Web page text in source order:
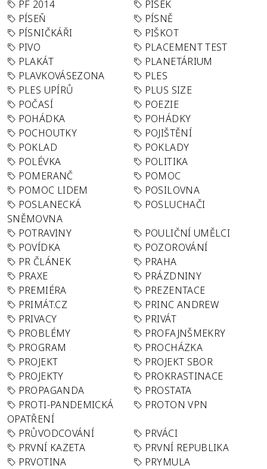
PF 2014
PÍSEK
PÍSEŇ
PÍSNĚ
PÍSNIČKÁŘI
PIŠKOT
PIVO
PLACEMENT TEST
PLAKÁT
PLANETÁRIUM
PLAVKOVÁSEZONA
PLES
PLES UPÍRŮ
PLUS SIZE
POČASÍ
POEZIE
POHÁDKA
POHÁDKY
POCHOUTKY
POJIŠTĚNÍ
POKLAD
POKLADY
POLÉVKA
POLITIKA
POMERANČ
POMOC
POMOC LIDEM
POSILOVNA
POSLANECKÁ
SNĚMOVNA
POSLUCHAČI
POTRAVINY
POULIČNÍ UMĚLCI
POVÍDKA
POZOROVÁNÍ
PR ČLÁNEK
PRAHA
PRAXE
PRÁZDNINY
PREMIÉRA
PREZENTACE
PRIMÁT.CZ
PRINC ANDREW
PRIVACY
PRIVÁT
PROBLÉMY
PROFAJNŠMEKRY
PROGRAM
PROCHÁZKA
PROJEKT
PROJEKT SBOR
PROJEKTY
PROKRASTINACE
PROPAGANDA
PROSTATA
PROTI-PANDEMICKÁ
OPATŘENÍ
PROTON VPN
PRŮVODCOVÁNÍ
PRVÁCI
PRVNÍ KAZETA
PRVNÍ REPUBLIKA
PRVOTINA
PRYMULA